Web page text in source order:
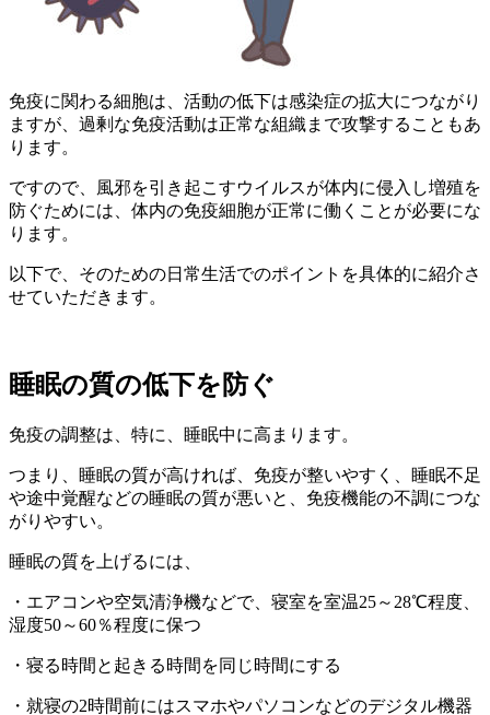
免疫に関わる細胞は、活動の低下は感染症の拡大につながり
ますが、過剰な免疫活動は正常な組織まで攻撃することもあ
ります。
ですので、風邪を引き起こすウイルスが体内に侵入し増殖を
防ぐためには、体内の免疫細胞が正常に働くことが必要にな
ります。
以下で、そのための日常生活でのポイントを具体的に紹介さ
せていただきます。
睡眠の質の低下を防ぐ
免疫の調整は、特に、睡眠中に高まります。
つまり、睡眠の質が高ければ、免疫が整いやすく、睡眠不足
や途中覚醒などの睡眠の質が悪いと、免疫機能の不調につな
がりやすい。
睡眠の質を上げるには、
・エアコンや空気清浄機などで、寝室を室温25～28℃程度、
湿度50～60％程度に保つ
・寝る時間と起きる時間を同じ時間にする
・就寝の2時間前にはスマホやパソコンなどのデジタル機器